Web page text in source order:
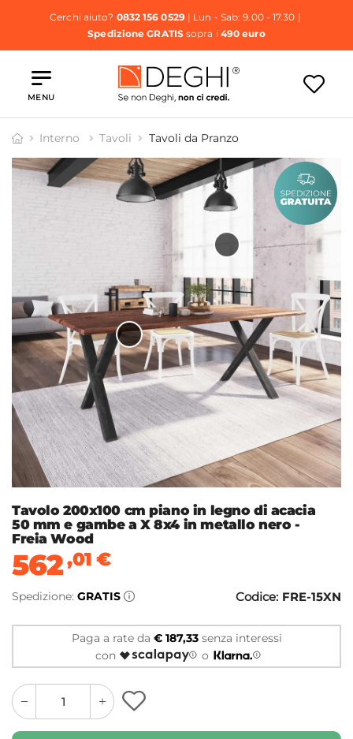
Cerchi aiuto? 0832 156 0529| Lun - Sab: 9.00 - 17.30 |
Spedizione GRATISsopra i 490 euro
MENU
Interno Tavoli Tavoli da Pranzo
Tavolo 200x100 cm piano in legno di acacia
50 mm e gambe a X 8x4 in metallo nero -
Freia Wood
562,01 €
Spedizione: GRATIS Codice: FRE-15XN
Paga a rate da € 187,33senza interessi
con
o
quantity
button
quantity
minus
button